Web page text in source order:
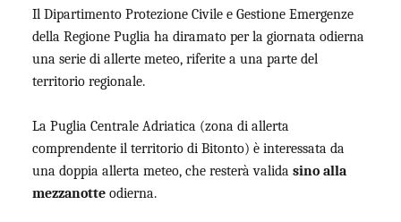
Il Dipartimento Protezione Civile e Gestione Emergenze
della Regione Puglia ha diramato per la giornata odierna
una serie di allerte meteo, riferite a una parte del
territorio regionale.
La Puglia Centrale Adriatica (zona di allerta
comprendente il territorio di Bitonto) è interessata da
una doppia allerta meteo, che resterà valida sino alla
mezzanotte odierna.